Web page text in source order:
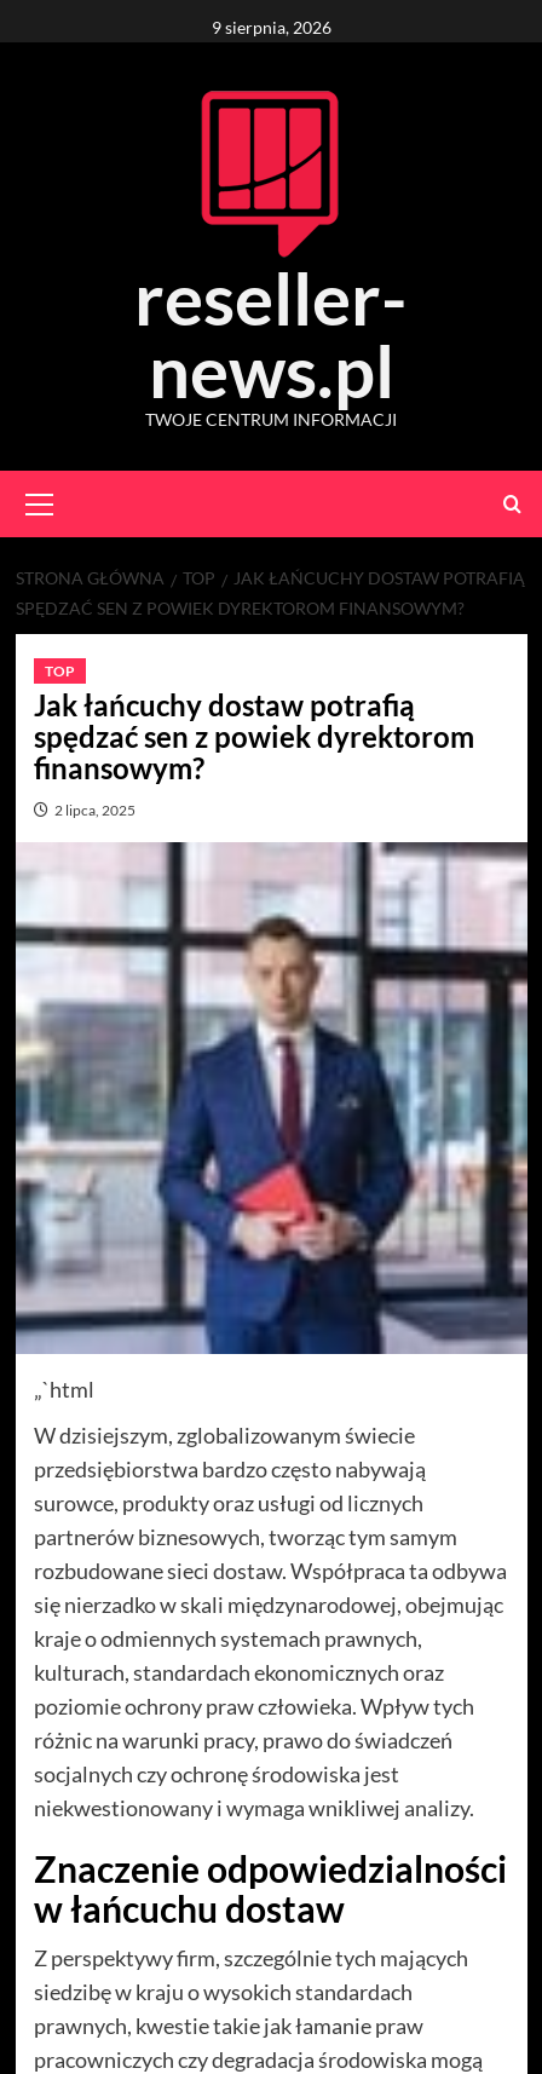
to
9 sierpnia, 2026
reseller-
news.pl
TWOJE CENTRUM INFORMACJI
Menu
STRONA GŁÓWNA TOP
JAK ŁAŃCUCHY DOSTAW POTRAFIĄ
SPĘDZAĆ SEN Z POWIEK DYREKTOROM FINANSOWYM?
TOP
Jak łańcuchy dostaw potrafią
spędzać sen z powiek dyrektorom
finansowym?
2 lipca, 2025
„`html
W dzisiejszym, zglobalizowanym świecie
przedsiębiorstwa bardzo często nabywają
surowce, produkty oraz usługi od licznych
partnerów biznesowych, tworząc tym samym
rozbudowane sieci dostaw. Współpraca ta odbywa
się nierzadko w skali międzynarodowej, obejmując
kraje o odmiennych systemach prawnych,
kulturach, standardach ekonomicznych oraz
poziomie ochrony praw człowieka. Wpływ tych
różnic na warunki pracy, prawo do świadczeń
socjalnych czy ochronę środowiska jest
niekwestionowany i wymaga wnikliwej analizy.
Znaczenie odpowiedzialności
w łańcuchu dostaw
Z perspektywy firm, szczególnie tych mających
siedzibę w kraju o wysokich standardach
prawnych, kwestie takie jak łamanie praw
pracowniczych czy degradacja środowiska mogą